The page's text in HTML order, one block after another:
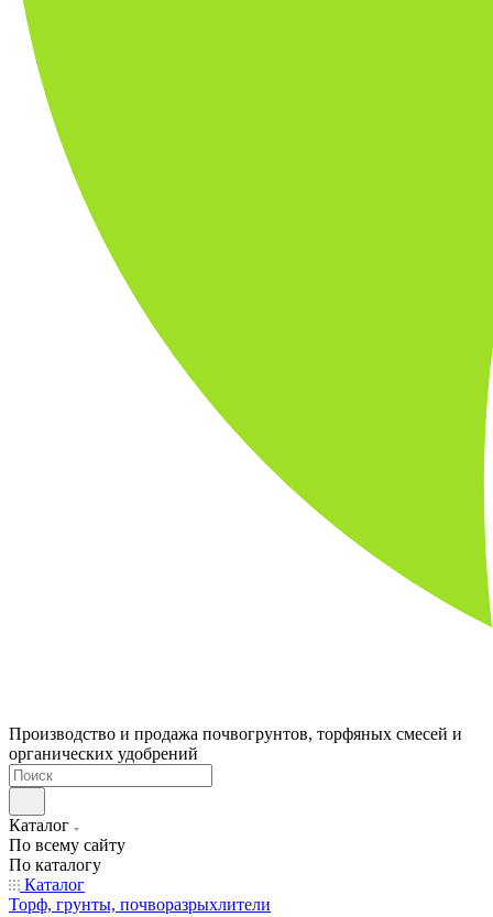
Производство и продажа почвогрунтов, торфяных смесей и
органических удобрений
Каталог
По всему сайту
По каталогу
Каталог
Торф, грунты, почворазрыхлители